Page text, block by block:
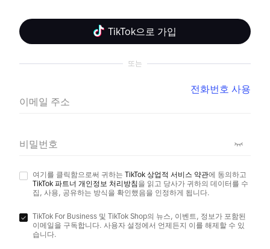
TikTok으로 가입
또는
이메일 주소
전화번호 사용
비밀번호
여기를 클릭함으로써 귀하는 TikTok 상업적 서비스 약관에 동의하고
TikTok 파트너 개인정보 처리방침을 읽고 당사가 귀하의 데이터를 수
집, 사용, 공유하는 방식을 확인했음을 인정하게 됩니다.
TikTok For Business 및 TikTok Shop의 뉴스, 이벤트, 정보가 포함된
이메일을 구독합니다. 사용자 설정에서 언제든지 이를 해제할 수 있
습니다.